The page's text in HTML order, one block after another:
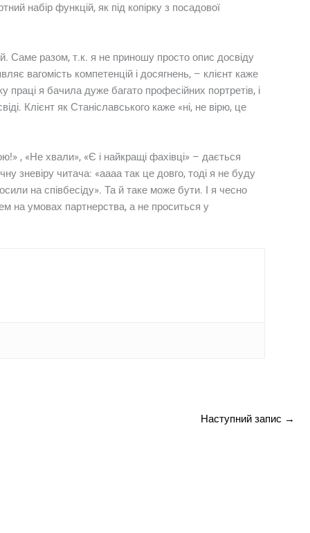
набір функцій, як під копірку з посадової
Саме разом, т.к. я не приношу просто опис досвіду
вагомість компетенцій і досягнень, – клієнт каже
праці я бачила дуже багато професійних портретів, і
Клієнт як Станіславського каже «ні, не вірю, це
, «Не хвали», «Є і найкращі фахівці» – дається
зневіру читача: «аааа так це довго, тоді я не буду
на співбесіду». Та й таке може бути. І я чесно
на умовах партнерства, а не проситься у
Наступний запис →